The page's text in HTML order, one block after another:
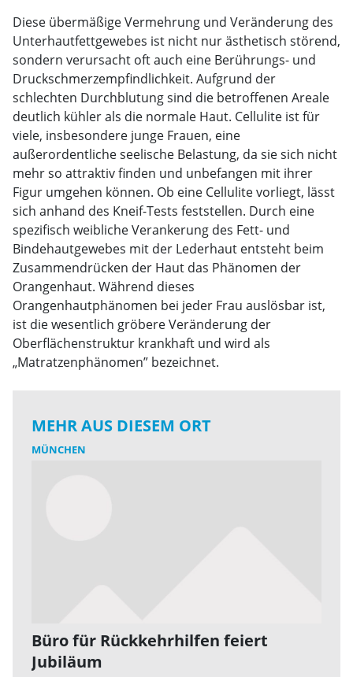
Diese übermäßige Vermehrung und Veränderung des
Unterhautfettgewebes ist nicht nur ästhetisch störend,
sondern verursacht oft auch eine Berührungs- und
Druckschmerzempfindlichkeit. Aufgrund der
schlechten Durchblutung sind die betroffenen Areale
deutlich kühler als die normale Haut. Cellulite ist für
viele, insbesondere junge Frauen, eine
außerordentliche seelische Belastung, da sie sich nicht
mehr so attraktiv finden und unbefangen mit ihrer
Figur umgehen können. Ob eine Cellulite vorliegt, lässt
sich anhand des Kneif-Tests feststellen. Durch eine
spezifisch weibliche Verankerung des Fett- und
Bindehautgewebes mit der Lederhaut entsteht beim
Zusammendrücken der Haut das Phänomen der
Orangenhaut. Während dieses
Orangenhautphänomen bei jeder Frau auslösbar ist,
ist die wesentlich gröbere Veränderung der
Oberflächenstruktur krankhaft und wird als
„Matratzenphänomen” bezeichnet.
MEHR AUS DIESEM ORT
MÜNCHEN
Büro für Rückkehrhilfen feiert
Jubiläum